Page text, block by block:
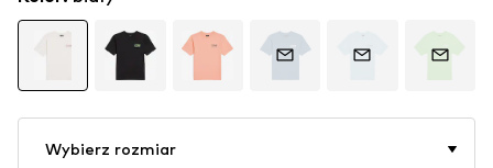
Wybierz rozmiar